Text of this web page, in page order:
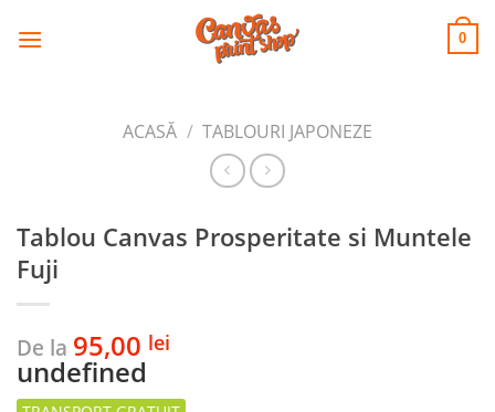
CANVAS
PRINT SHOP 0
ACASĂ / TABLOURI JAPONEZE
Tablou Canvas Prosperitate si Muntele
Fuji
De la 95,00 lei
undefined